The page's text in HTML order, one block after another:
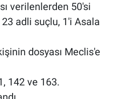
verilenlerden 50'si
23 adli suçlu, 1'i Asala
dosyası Meclis'e
142 ve 163.